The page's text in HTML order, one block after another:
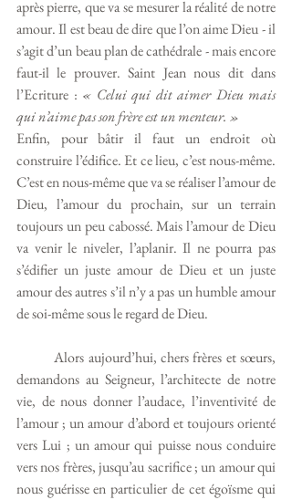
après pierre, que va se mesurer la réalité de notre
amour. Il est beau de dire que l’on aime Dieu - il
s’agit d’un beau plan de cathédrale - mais encore
faut-il le prouver. Saint Jean nous dit dans
l’Ecriture : « Celui qui dit aimer Dieu mais
qui n’aime pas son frère est un menteur. »
Enfin, pour bâtir il faut un endroit où
construire l’édifice. Et ce lieu, c’est nous-même.
C’est en nous-même que va se réaliser l’amour de
Dieu, l’amour du prochain, sur un terrain
toujours un peu cabossé. Mais l’amour de Dieu
va venir le niveler, l’aplanir. Il ne pourra pas
s’édifier un juste amour de Dieu et un juste
amour des autres s’il n’y a pas un humble amour
de soi-même sous le regard de Dieu.
	Alors aujourd’hui, chers frères et sœurs,
demandons au Seigneur, l’architecte de notre
vie, de nous donner l’audace, l’inventivité de
l’amour ; un amour d’abord et toujours orienté
vers Lui ; un amour qui puisse nous conduire
vers nos frères, jusqu’au sacrifice ; un amour qui
nous guérisse en particulier de cet égoïsme qui